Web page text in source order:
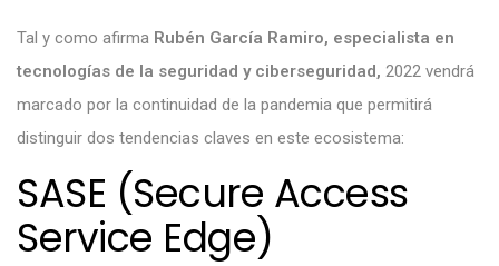
Tal y como afirma Rubén García Ramiro, especialista en
tecnologías de la seguridad y ciberseguridad, 2022 vendrá
marcado por la continuidad de la pandemia que permitirá
distinguir dos tendencias claves en este ecosistema:
SASE (Secure Access
Service Edge)